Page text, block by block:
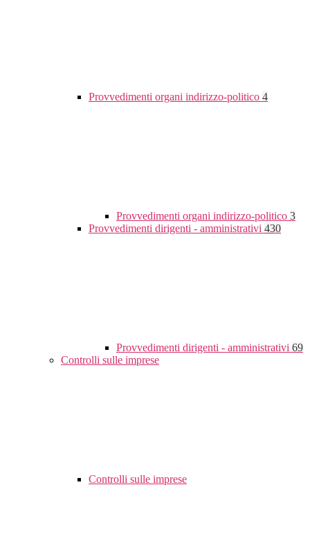
Provvedimenti organi indirizzo-politico 4
Provvedimenti organi indirizzo-politico 3
Provvedimenti dirigenti - amministrativi 430
Provvedimenti dirigenti - amministrativi 69
Controlli sulle imprese
Controlli sulle imprese